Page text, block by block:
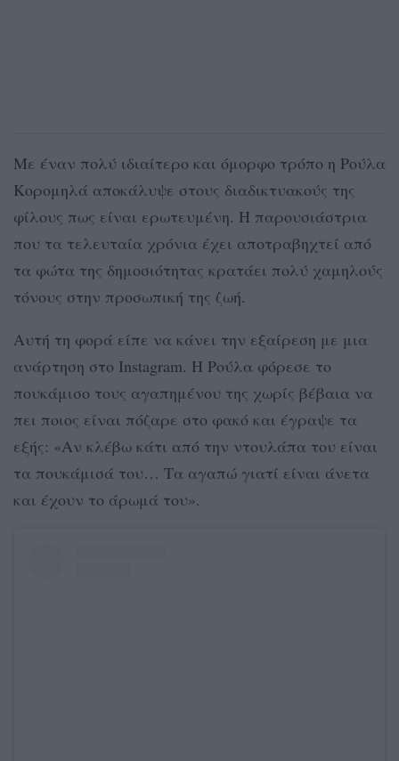
Με έναν πολύ ιδιαίτερο και όμορφο τρόπο η Ρούλα
Κορομηλά αποκάλυψε στους διαδικτυακούς της
φίλους πως είναι ερωτευμένη. Η παρουσιάστρια
που τα τελευταία χρόνια έχει αποτραβηχτεί από
τα φώτα της δημοσιότητας κρατάει πολύ χαμηλούς
τόνους στην προσωπική της ζωή.
Αυτή τη φορά είπε να κάνει την εξαίρεση με μια
ανάρτηση στο Instagram. H Ρούλα φόρεσε το
πουκάμισο τους αγαπημένου της χωρίς βέβαια να
πει ποιος είναι πόζαρε στο φακό και έγραψε τα
εξής: «Αν κλέβω κάτι από την ντουλάπα του είναι
τα πουκάμισά του… Τα αγαπώ γιατί είναι άνετα
και έχουν το άρωμά του».